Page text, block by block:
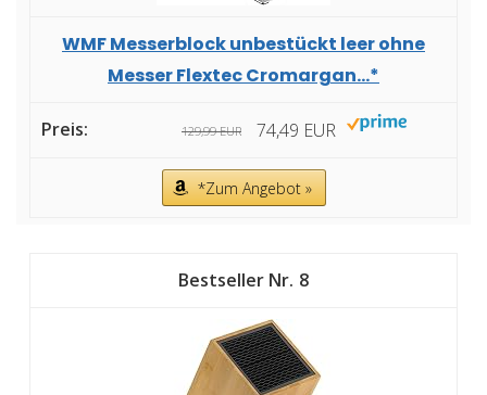
WMF Messerblock unbestückt leer ohne
Messer Flextec Cromargan...*
129,99 EUR 74,49 EUR
*Zum Angebot »
8